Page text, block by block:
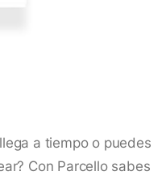
a tiempo o puedes
Con Parcello sabes